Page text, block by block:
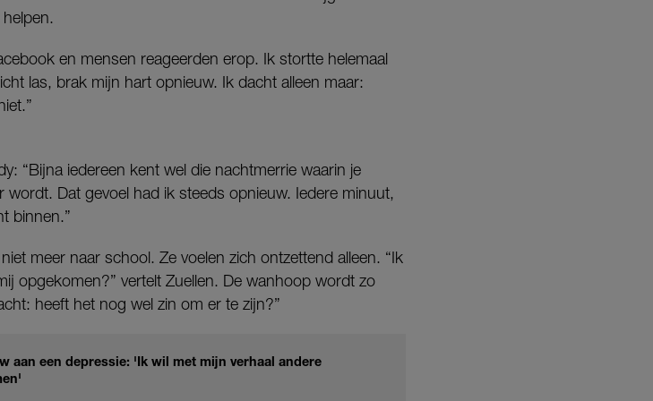
en mensen reageerden erop. Ik stortte helemaal
las, brak mijn hart opnieuw. Ik dacht alleen maar:
“Bijna iedereen kent wel die nachtmerrie waarin je
Dat gevoel had ik steeds opnieuw. Iedere minuut,
binnen.”
meer naar school. Ze voelen zich ontzettend alleen. “Ik
opgekomen?” vertelt Zuellen. De wanhoop wordt zo
heeft het nog wel zin om er te zijn?”
aan een depressie: 'Ik wil met mijn verhaal andere